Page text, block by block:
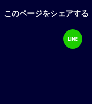
このページをシェアする